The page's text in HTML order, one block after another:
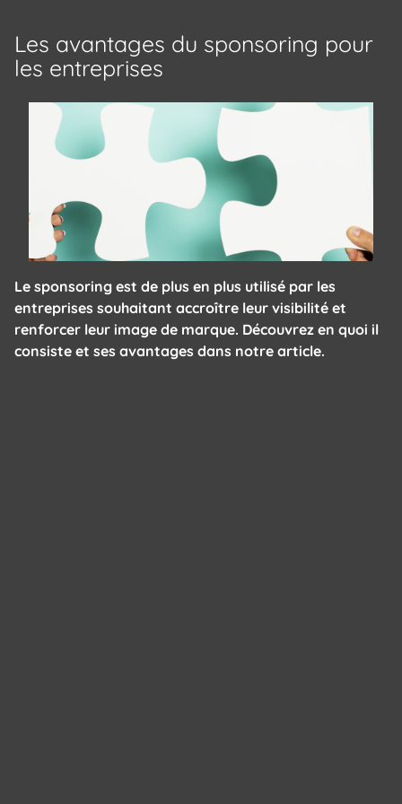
Les avantages du sponsoring pour
les entreprises
Le sponsoring est de plus en plus utilisé par les
entreprises souhaitant accroître leur visibilité et
renforcer leur image de marque. Découvrez en quoi il
consiste et ses avantages dans notre article.